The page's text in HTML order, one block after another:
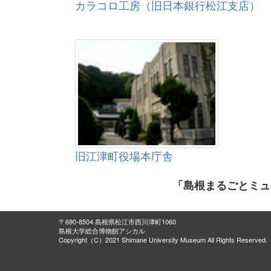
金銅聖観音菩薩坐像
出雲大社境外社（大穴持御
木造十一面観音立像
木造阿弥陀如来坐像
めんぐろ古墳出土品
常楽寺古墳出土品
櫻井家住宅
上野１号墳出土品
金銅聖観音菩薩立像
真名井神社本殿
木造馬頭観世音菩薩坐像
木造大日如来坐像（胎蔵
カラコロ工房（旧日本銀行松江支店）
旧江津町役場本庁舎
「島根まるごとミ
〒690-8504 島根県松江市西川津町1060
島根大学総合博物館アシカル
Copyright（C）2021 Shimane University Museum All Rights Reserved.